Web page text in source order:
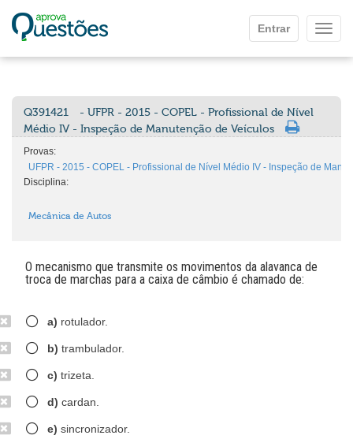
Entrar
Q391421
- UFPR - 2015 - COPEL - Profissional de Nível
Médio IV - Inspeção de Manutenção de Veículos
Provas:
UFPR - 2015 - COPEL - Profissional de Nível Médio IV - Inspeção de
Disciplina:
Mecânica de Autos
O mecanismo que transmite os movimentos da alavanca de
troca de marchas para a caixa de câmbio é chamado de:
a) rotulador.
b) trambulador.
c) trizeta.
d) cardan.
e) sincronizador.